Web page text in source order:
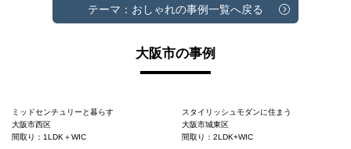
テーマ：おしゃれの事例一覧へ戻る
大阪市の事例
ミッドセンチュリーと暮らす
大阪市西区
間取り：1LDK＋WIC
スタイリッシュモダンに住まう
大阪市城東区
間取り：2LDK+WIC